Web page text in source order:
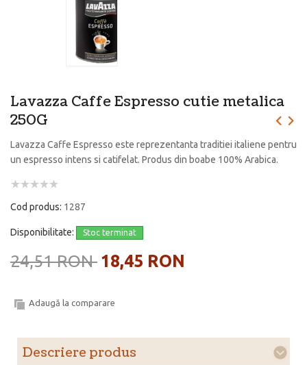
Lavazza Caffe Espresso cutie metalica
250G
Lavazza Caffe Espresso este reprezentanta traditiei italiene pentru
un espresso intens si catifelat. Produs din boabe 100% Arabica.
Cod produs: 1287
Disponibilitate: Stoc terminat
24,51 RON 18,45 RON
Adaugă la comparare
Descriere produs